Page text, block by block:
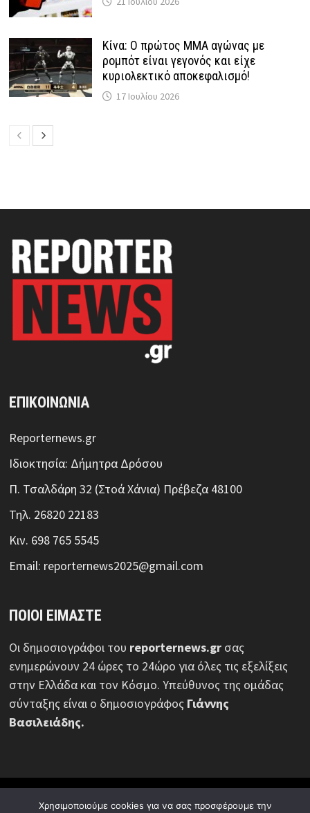
Κίνα: Ο πρώτος MMA αγώνας με
ρομπότ είναι γεγονός και είχε
κυριολεκτικό αποκεφαλισμό!
17 Ιουλίου 2026
ΕΠΙΚΟΙΝΩΝΙΑ
Reporternews.gr
Ιδιοκτησία: Δήμητρα Δρόσου
Π. Τσαλδάρη 32 (Στοά Χάνια) Πρέβεζα 48100
Τηλ. 26820 22183
Κιν. 698 765 5545
Email: reporternews2025@gmail.com
ΠΟΙΟΙ ΕΙΜΑΣΤΕ
Οι δημοσιογράφοι του reporternews.gr σας
ενημερώνουν 24 ώρες το 24ώρο για όλες τις εξελίξεις
στην Ελλάδα και τον Κόσμο. Υπεύθυνος της ομάδας
σύνταξης είναι ο δημοσιογράφος Γιάννης
Βασιλειάδης.
© Reporternews.gr - 2026 | Με επιφύλαξη κάθε νόμιμου
Χρησιμοποιούμε cookies για να σας προσφέρουμε την